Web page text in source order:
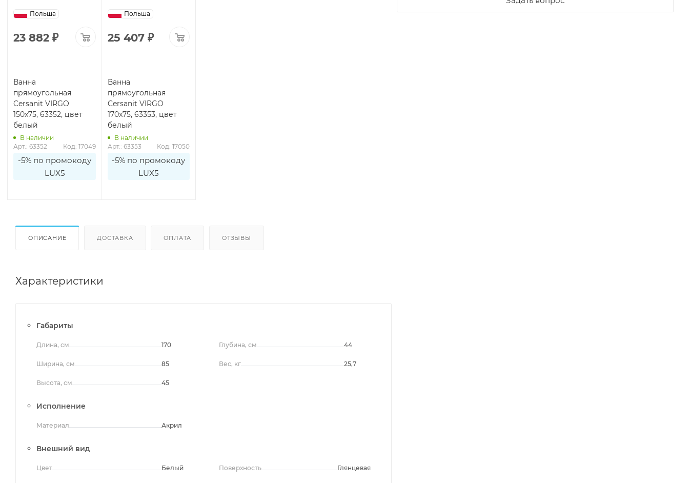
Польша
23 882 ₽
Ванна
прямоугольная
Cersanit VIRGO
150x75, 63352, цвет
белый
В наличии
Арт.: 63352
Код: 17049
-5% по промокоду
LUX5
Польша
25 407₽
Ванна
прямоугольная
Cersanit VIRGO
170x75, 63353, цвет
белый
В наличии
Арт.: 63353
Код: 17050
-5% по промокоду
LUX5
ОПИСАНИЕ ДОСТАВКА ОПЛАТА ОТЗЫВЫ
Характеристики
Габариты
Длина, см 170
Ширина, см 85
Высота, см 45
Глубина, см 44
Вес, кг 25,7
Исполнение
Материал Акрил
Внешний вид
Цвет Белый Поверхность Глянцевая